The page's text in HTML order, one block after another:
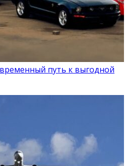
путь к выгодной